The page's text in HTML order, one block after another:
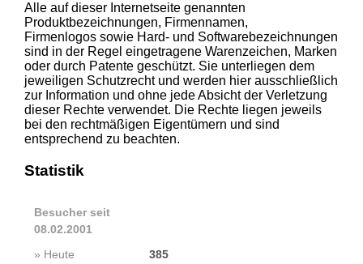
Alle auf dieser Internetseite genannten
Produktbezeichnungen, Firmennamen,
Firmenlogos sowie Hard- und Softwarebezeichnungen
sind in der Regel eingetragene Warenzeichen, Marken
oder durch Patente geschützt. Sie unterliegen dem
jeweiligen Schutzrecht und werden hier ausschließlich
zur Information und ohne jede Absicht der Verletzung
dieser Rechte verwendet. Die Rechte liegen jeweils
bei den rechtmäßigen Eigentümern und sind
entsprechend zu beachten.
Statistik
Besucher seit
08.02.2001
» Heute
385